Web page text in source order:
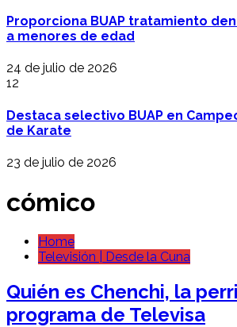
Proporciona BUAP tratamiento
a menores de edad
24 de julio de 2026
12
Destaca selectivo BUAP en
de Karate
23 de julio de 2026
cómico
Home
Televisión | Desde la Cuna
Quién es Chenchi, la
programa de Televisa